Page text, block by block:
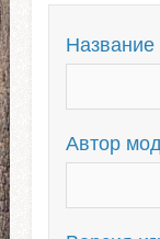
Автор